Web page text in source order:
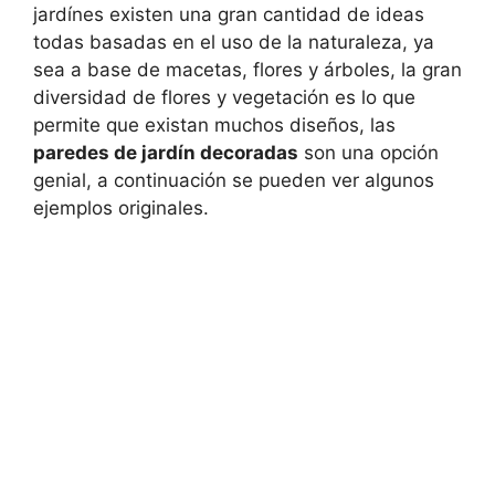
jardínes existen una gran cantidad de ideas
todas basadas en el uso de la naturaleza, ya
sea a base de macetas, flores y árboles, la gran
diversidad de flores y vegetación es lo que
permite que existan muchos diseños, las
paredes de jardín decoradas son una opción
genial, a continuación se pueden ver algunos
ejemplos originales.